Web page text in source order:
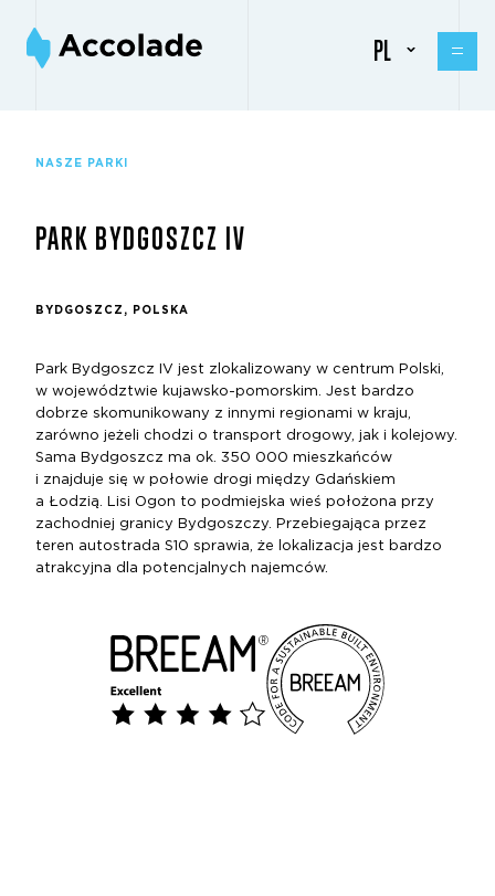
PL
NASZE PARKI
PARK BYDGOSZCZ IV
BYDGOSZCZ, POLSKA
Park Bydgoszcz IV jest zlokalizowany w centrum Polski,
w województwie kujawsko-pomorskim. Jest bardzo
dobrze skomunikowany z innymi regionami w kraju,
zarówno jeżeli chodzi o transport drogowy, jak i kolejowy.
Sama Bydgoszcz ma ok. 350 000 mieszkańców
i znajduje się w połowie drogi między Gdańskiem
a Łodzią. Lisi Ogon to podmiejska wieś położona przy
zachodniej granicy Bydgoszczy. Przebiegająca przez
teren autostrada S10 sprawia, że lokalizacja jest bardzo
atrakcyjna dla potencjalnych najemców.